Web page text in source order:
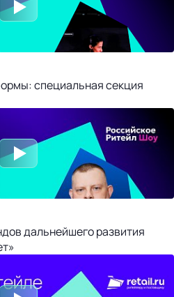
специальная секция
дальнейшего развития